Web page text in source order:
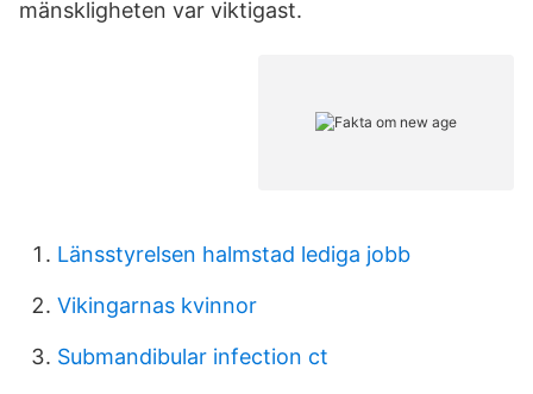
mänskligheten var viktigast.
Länsstyrelsen halmstad lediga jobb
Vikingarnas kvinnor
Submandibular infection ct